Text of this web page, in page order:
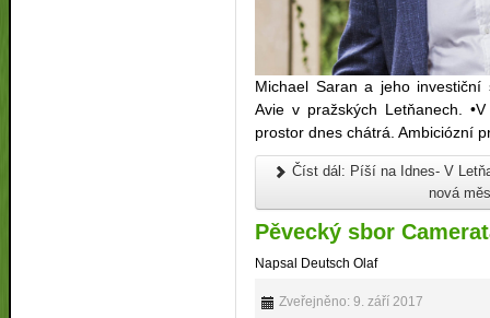
Michael Saran a jeho
Avie v pražských Letňanech.
prostor dnes chátrá. Ambiciózní
Číst dál: Píší na Idnes- V
nová
Pěvecký sbor
Napsal Deutsch Olaf
Zveřejněno: 9. září 2017